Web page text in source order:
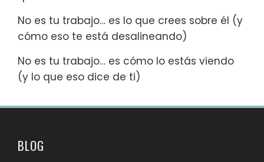
No es tu trabajo… es lo que crees sobre él (y
cómo eso te está desalineando)
No es tu trabajo… es cómo lo estás viendo
(y lo que eso dice de ti)
BLOG